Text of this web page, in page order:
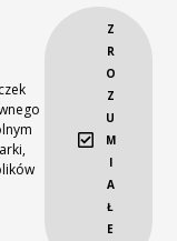
środków Europejskiego
Programu
Z
R
O
Z
U
M
I
A
Ł
E